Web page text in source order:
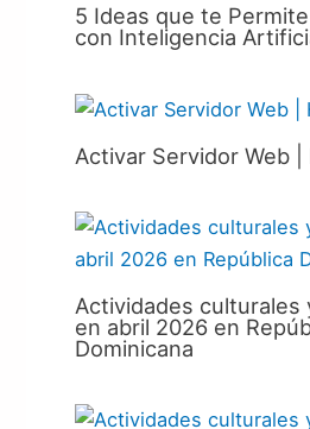
5 Ideas que te
con Inteligencia
Activar Servidor Web
Actividades culturales
en abril 2026 en
Dominicana